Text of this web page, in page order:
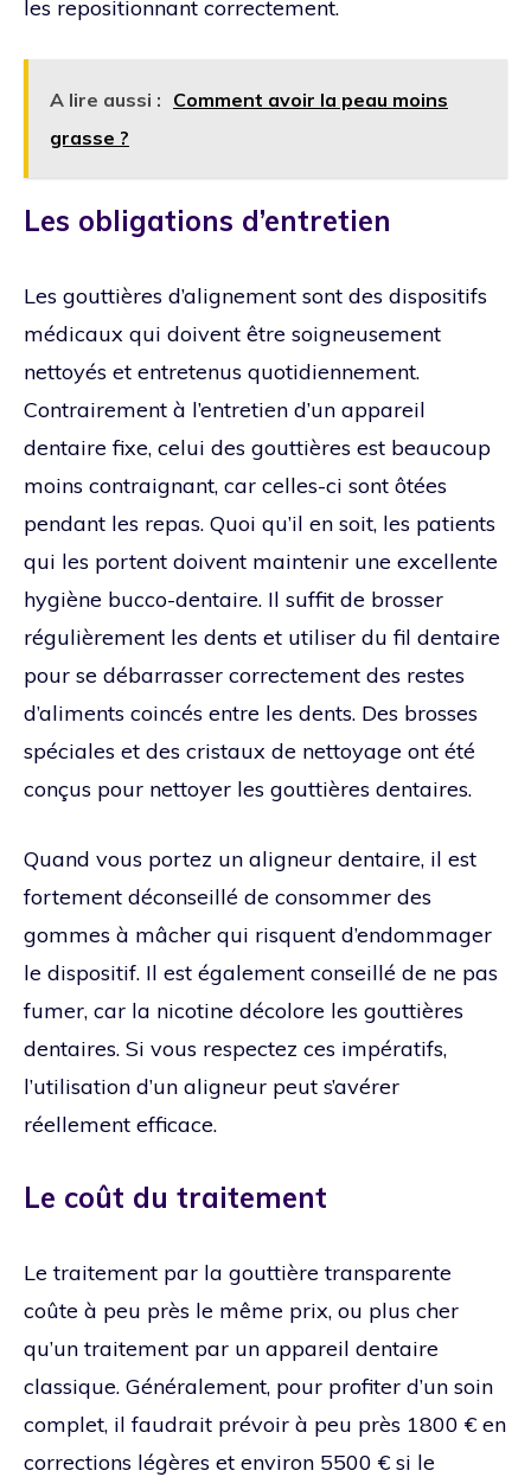
les repositionnant correctement.
A lire aussi : Comment avoir la peau moins
grasse ?
Les obligations d’entretien
Les gouttières d’alignement sont des dispositifs
médicaux qui doivent être soigneusement
nettoyés et entretenus quotidiennement.
Contrairement à l’entretien d’un appareil
dentaire fixe, celui des gouttières est beaucoup
moins contraignant, car celles-ci sont ôtées
pendant les repas. Quoi qu’il en soit, les patients
qui les portent doivent maintenir une excellente
hygiène bucco-dentaire. Il suffit de brosser
régulièrement les dents et utiliser du fil dentaire
pour se débarrasser correctement des restes
d’aliments coincés entre les dents. Des brosses
spéciales et des cristaux de nettoyage ont été
conçus pour nettoyer les gouttières dentaires.
Quand vous portez un aligneur dentaire, il est
fortement déconseillé de consommer des
gommes à mâcher qui risquent d’endommager
le dispositif. Il est également conseillé de ne pas
fumer, car la nicotine décolore les gouttières
dentaires. Si vous respectez ces impératifs,
l’utilisation d’un aligneur peut s’avérer
réellement efficace.
Le coût du traitement
Le traitement par la gouttière transparente
coûte à peu près le même prix, ou plus cher
qu’un traitement par un appareil dentaire
classique. Généralement, pour profiter d’un soin
complet, il faudrait prévoir à peu près 1800 € en
corrections légères et environ 5500 € si le